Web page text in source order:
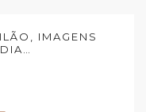
IMAGENS